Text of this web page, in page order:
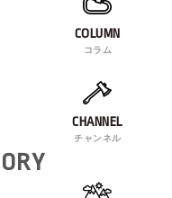
COLUMN
コラム
CHANNEL
チャンネル